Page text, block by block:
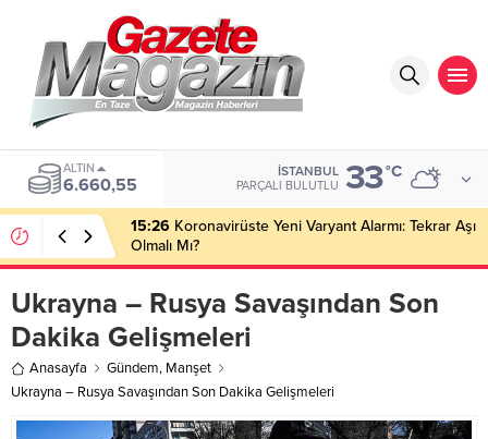
ALTIN
6.660,55
İSTANBUL
PARÇALI BULUTLU 33°C
15:26 Koronavirüste Yeni Varyant Alarmı: Tekrar Aşı
Olmalı Mı?
Ukrayna – Rusya Savaşından Son
Dakika Gelişmeleri
Anasayfa Gündem, Manşet
Ukrayna – Rusya Savaşından Son Dakika Gelişmeleri